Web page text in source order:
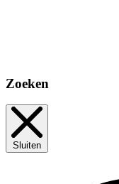
Zoeken
Sluiten